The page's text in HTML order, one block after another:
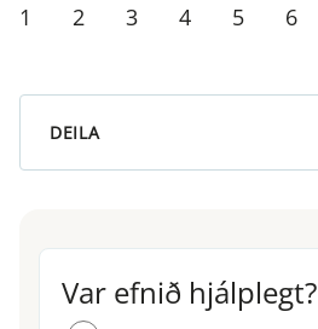
1 2 3 4 5 6
DEILA
Var efnið hjálplegt?
Var efnið hjálplegt?